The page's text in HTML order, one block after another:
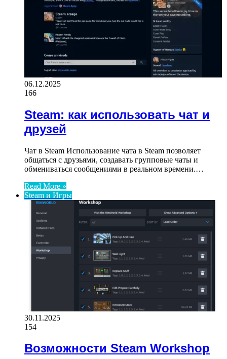
06.12.2025
166
Steam: как использовать чат и
друзей
Чат в Steam Использование чата в Steam позволяет
общаться с друзьями, создавать групповые чаты и
обмениваться сообщениями в реальном времени.…
Read More »
Steam и Игры
30.11.2025
154
Возможности Steam Workshop